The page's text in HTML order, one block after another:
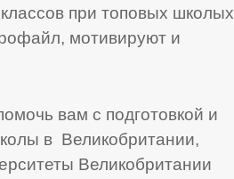
при топовых школых
мотивируют и
вам с подготовкой и
в Великобритании,
Великобритании